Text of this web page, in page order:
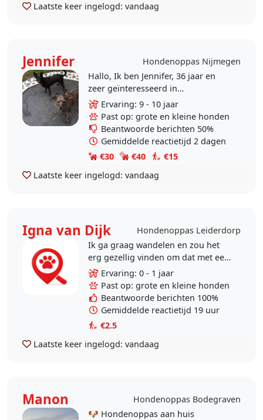
Laatste keer ingelogd: vandaag
Jennifer
Hondenoppas Nijmegen
Hallo, Ik ben Jennifer, 36 jaar en
zeer geïnteresseerd in
hond&gedrag. Ik heb veel geduld,
ben heel lief voor honden en ik kan
signalen en/of..
Ervaring: 9 - 10 jaar
Past op: grote en kleine honden
Beantwoorde berichten 50%
Gemiddelde reactietijd 2 dagen
€30
€40
€15
Laatste keer ingelogd: vandaag
Igna van Dijk
Hondenoppas Leiderdorp
Ik ga graag wandelen en zou het
erg gezellig vinden om dat met een
hond te kunnen doen. Ik kan met
uw hond wandelen vanuit uw huis
of uw hond..
Ervaring: 0 - 1 jaar
Past op: grote en kleine honden
Beantwoorde berichten 100%
Gemiddelde reactietijd 19 uur
€2.5
Laatste keer ingelogd: vandaag
Manon
Hondenoppas Bodegraven
🐶 Hondenoppas aan huis